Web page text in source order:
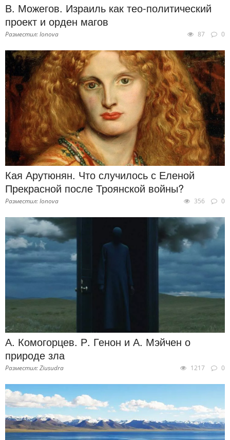
В. Можегов. Израиль как тео-политический
проект и орден магов
Разместил: Ionova 87 0
Кая Арутюнян. Что случилось с Еленой
Прекрасной после Троянской войны?
Разместил: Ionova 356 0
А. Комогорцев. Р. Генон и А. Мэйчен о
природе зла
Разместил: Ziusudra 1217 0